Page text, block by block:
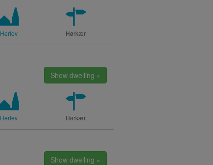
Herlev Hørkær
Show dwelling »
Herlev Hørkær
Show dwelling »